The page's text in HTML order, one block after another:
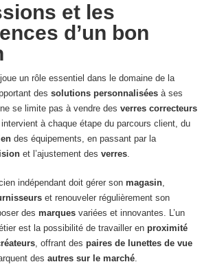
et les
d’un bon
joue un rôle essentiel dans le domaine de la
dessolutions personnalisées à ses
se limite pas à vendre desverres correcteurs
à chaque étape du parcours client, du
des équipements, en passant par la
et l’ajustement desverres.
indépendant doit gérer sonmagasin,
et renouveler régulièrement son
desmarques variées et innovantes. L’un
est la possibilité de travailler enproximité
, offrant despaires de lunettes de vue
desautres sur le marché.